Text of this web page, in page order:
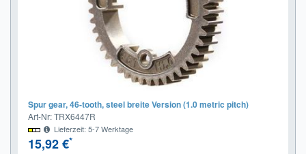
Spur gear, 46-tooth, steel breite Version (1.0 metric pitch)
Art-Nr: TRX6447R
Lieferzeit: 5-7 Werktage
15,92 €*